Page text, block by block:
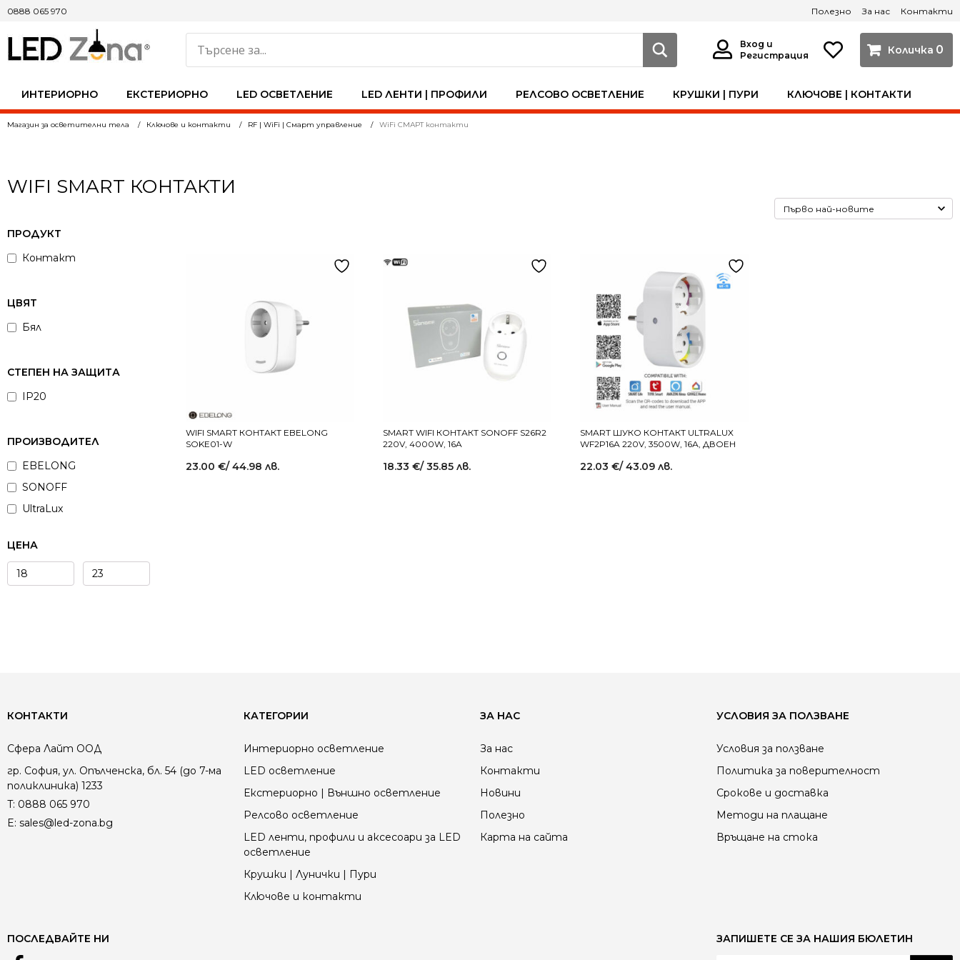
ИНТЕРИОРНО ЕКСТЕРИОРНО LED ОСВЕТЛЕНИЕ LED ЛЕНТИ | ПРОФИЛИ РЕЛСОВО ОСВЕТЛЕНИЕ КРУШКИ | ПУРИ КЛЮЧОВЕ | КОНТАКТИ
0
0888 065 970
Вход и
Регистрация
Полезно За нас Контакти
Магазин за осветителни тела Ключове и контакти RF | WiFi | Смарт управление WiFi СМАРТ контакти
WIFI SMART КОНТАКТИ
ПРОДУКТ
Контакт
ЦВЯТ
Бял
СТЕПЕН НА ЗАЩИТА
IP20
ПРОИЗВОДИТЕЛ
EBELONG
SONOFF
UltraLux
ЦЕНА
WIFI SMART КОНТАКТ EBELONG
SOKE01-W
23.00 €/ 44.98 лв.
SMART WIFI КОНТАКТ SONOFF S26R2
220V, 4000W, 16A
18.33 €/ 35.85 лв.
SMART ШУКО КОНТАКТ ULTRALUX
WF2P16A 220V, 3500W, 16А, ДВОЕН
22.03 €/ 43.09 лв.
КОНТАКТИ
Сфера Лайт ООД
гр. София, ул. Опълченска, бл. 54 (до 7-ма
поликлиника) 1233
T: 0888 065 970
E: sales@led-zona.bg
КАТЕГОРИИ
Интериорно осветление
LED осветление
Екстериорно | Външно осветление
Релсово осветление
LED ленти, профили и аксесоари за LED
осветление
Крушки | Лунички | Пури
Ключове и контакти
ЗА НАС
За нас
Контакти
Новини
Полезно
Карта на сайта
УСЛОВИЯ ЗА ПОЛЗВАНЕ
Условия за ползване
Политика за поверителност
Срокове и доставка
Методи на плащане
Връщане на стока
ПОСЛЕДВАЙТЕ НИ ЗАПИШЕТЕ СЕ ЗА НАШИЯ БЮЛЕТИН